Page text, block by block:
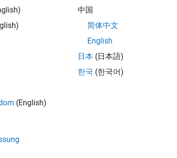
(English)
中国
简体中文
English
日本 (日本語)
한국 (한국어)